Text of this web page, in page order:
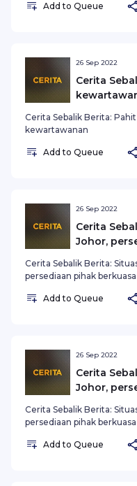
Add to Queue
26 Sep 2022
Cerita
Cerita Sebalik Berita:
kewartawanan
Add to Queue
26 Sep 2022
Cerita
Johor,
Cerita Sebalik Berita:
persediaan pihak berkuasa
Add to Queue
26 Sep 2022
Cerita
Johor,
Cerita Sebalik Berita:
persediaan pihak berkuasa
Add to Queue